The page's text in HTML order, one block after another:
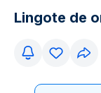
Lingote de